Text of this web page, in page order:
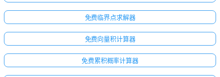
免费临界点求解器
免费向量积计算器
免费累积概率计算器